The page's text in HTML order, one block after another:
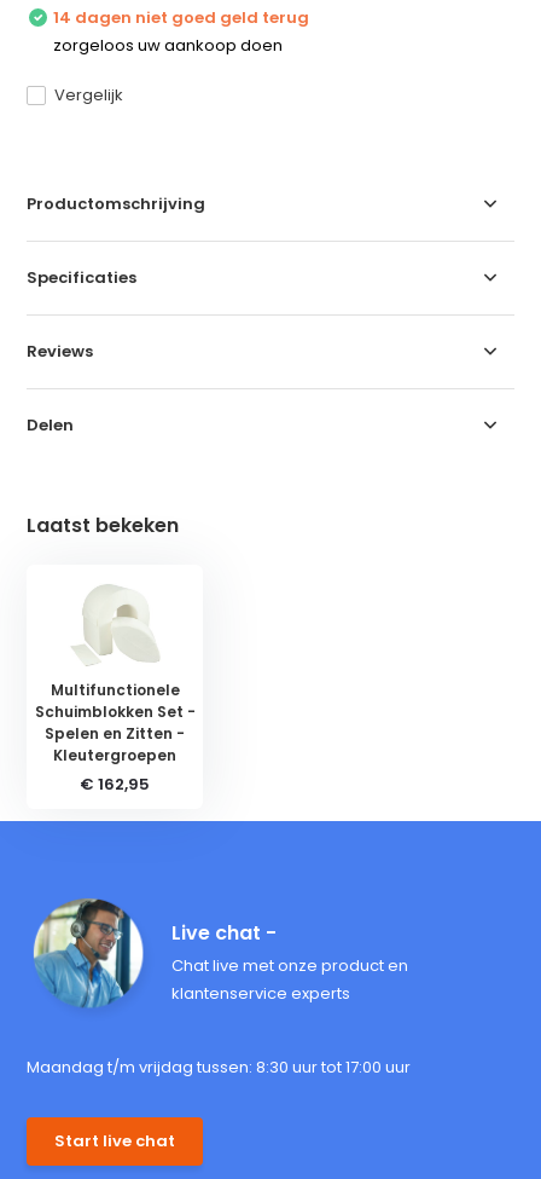
14 dagen niet goed geld terug
zorgeloos uw aankoop doen
Vergelijk
Productomschrijving
Specificaties
Reviews
Delen
Laatst bekeken
Multifunctionele
Schuimblokken Set -
Spelen en Zitten -
Kleutergroepen
€ 162,95
Live chat -
Chat live met onze product en
klantenservice experts
Maandag t/m vrijdag tussen: 8:30 uur tot 17:00 uur
Start live chat